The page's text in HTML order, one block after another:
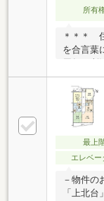
所有
＊＊＊
を合言葉
は「朝日
ットで
くても
いの？
ッフが
最新情
日のご
まで。ま
最上
エレベー
－物件の
「上北